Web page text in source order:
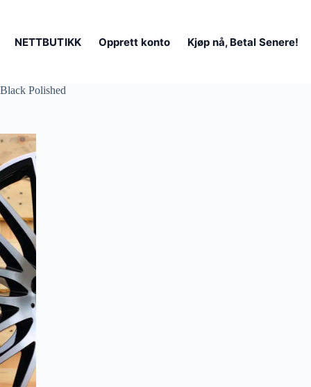
NETTBUTIKK Opprett konto Kjøp nå, Betal Senere!
Polished